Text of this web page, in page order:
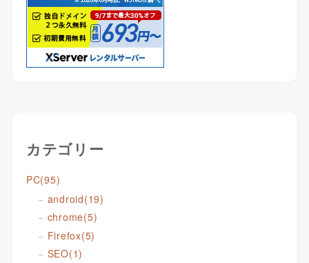
カテゴリー
PC(95)
android(19)
chrome(5)
Firefox(5)
SEO(1)